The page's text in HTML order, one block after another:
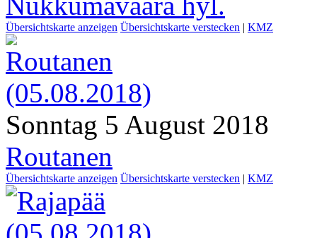
Übersichtskarte anzeigen Übersichtskarte verstecken | KMZ
Sonntag 5 August 2018
Routanen
Übersichtskarte anzeigen Übersichtskarte verstecken | KMZ